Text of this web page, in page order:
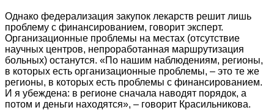
Однако федерализация закупок лекарств решит лишь
проблему с финансированием, говорит эксперт.
Организационные проблемы на местах (отсутствие
научных центров, непроработанная маршрутизация
больных) останутся. «По нашим наблюдениям, регионы,
в которых есть организационные проблемы, – это те же
регионы, в которых есть проблемы с финансированием.
И я убеждена: в регионе сначала наводят порядок, а
потом и деньги находятся», – говорит Красильникова.